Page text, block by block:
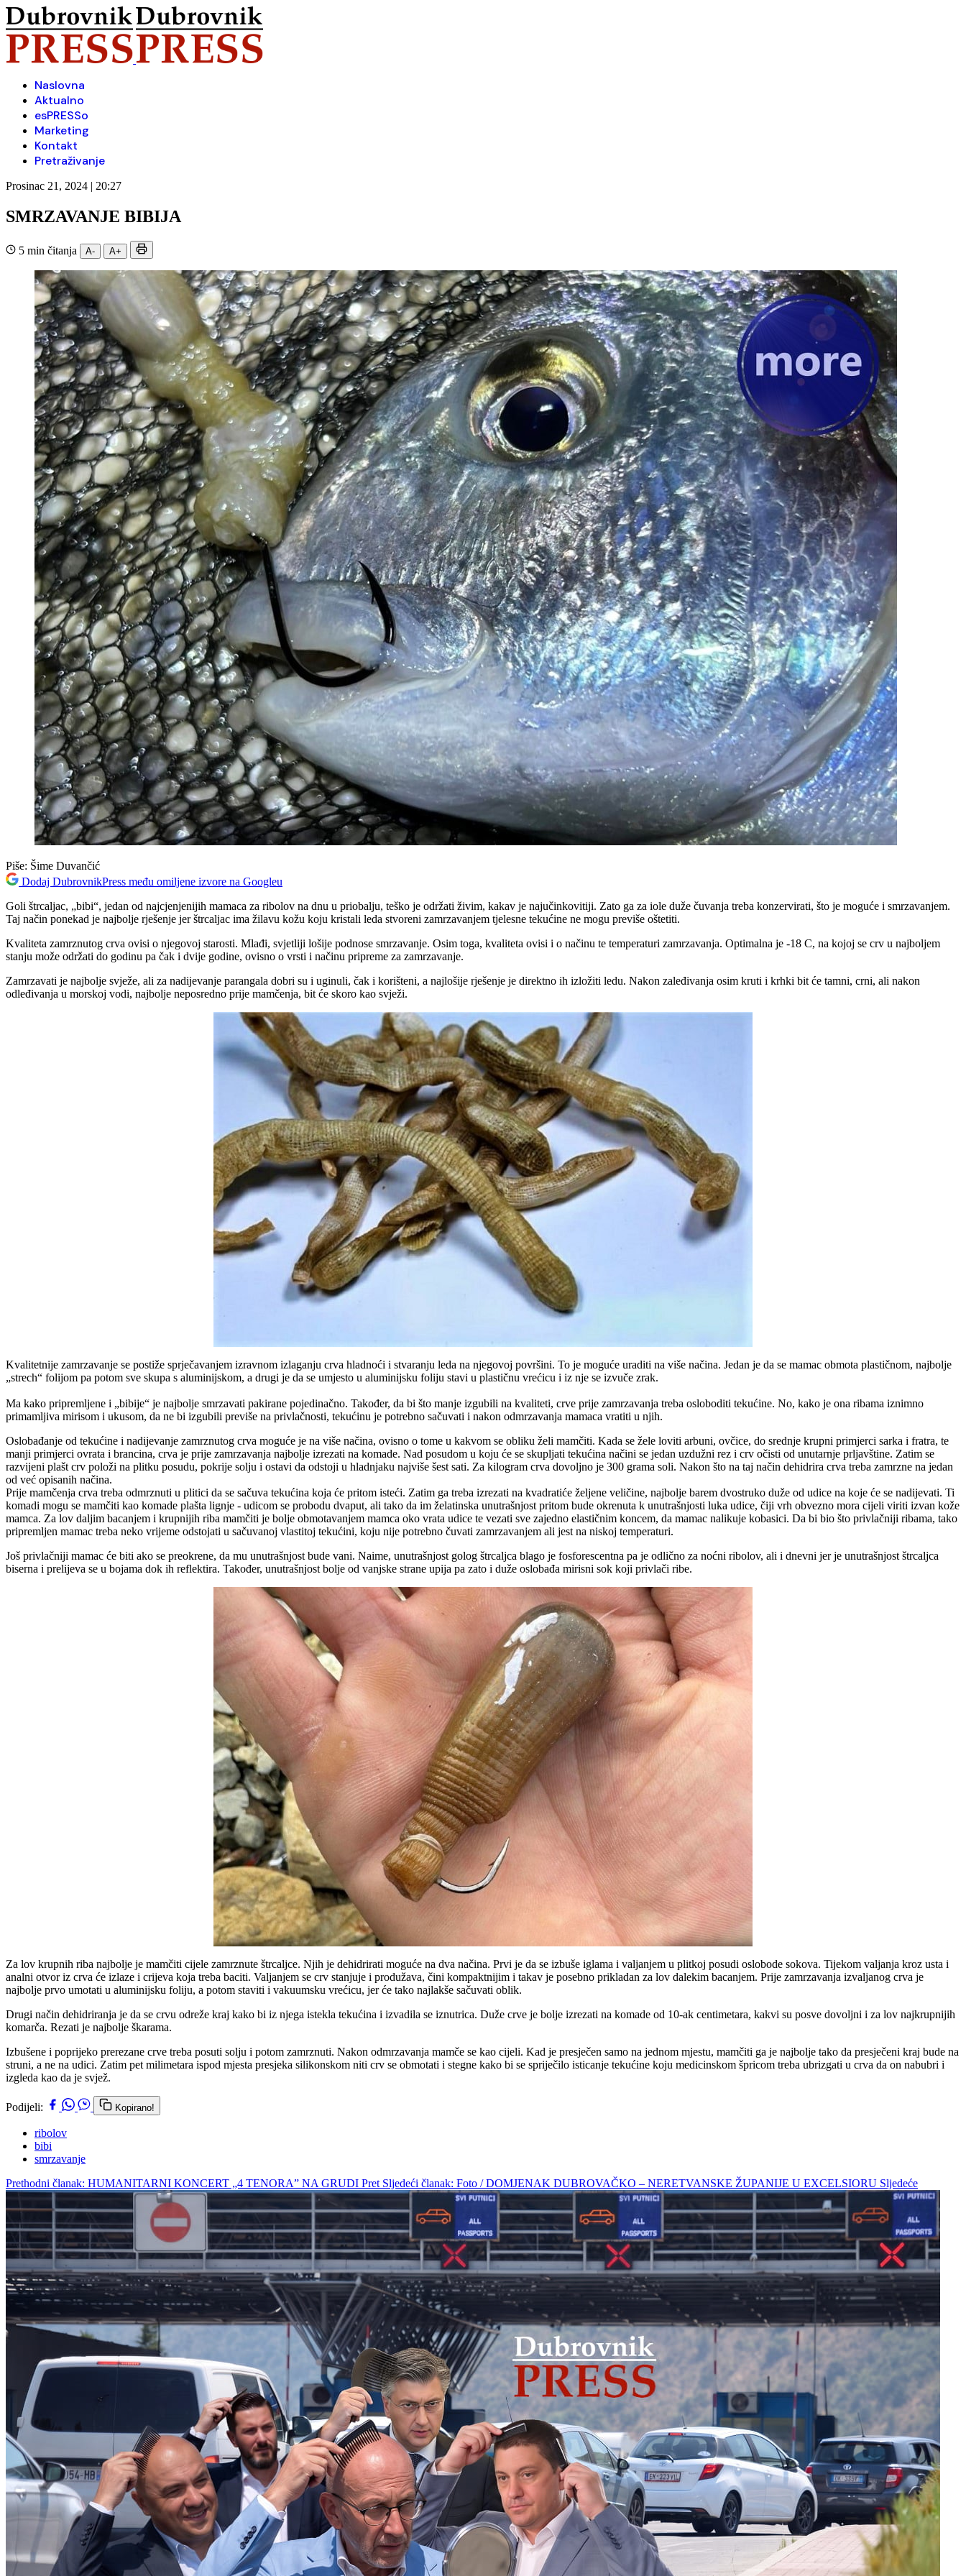
Naslovna
Aktualno
esPRESSo
Marketing
Kontakt
Pretraživanje
Prosinac 21, 2024 | 20:27
SMRZAVANJE BIBIJA
5 min čitanja A- A+
Piše: Šime Duvančić
Dodaj DubrovnikPress među omiljene izvore na Googleu
Goli štrcaljac, „bibi“, jedan od najcjenjenijih mamaca za ribolov na dnu u priobalju, teško je održati živim, kakav je najučinkovitiji. Zato ga za iole duže čuvanja treba konzervirati, što je moguće i smrzavanjem.
Taj način ponekad je najbolje rješenje jer štrcaljac ima žilavu kožu koju kristali leda stvoreni zamrzavanjem tjelesne tekućine ne mogu previše oštetiti.
Kvaliteta zamrznutog crva ovisi o njegovoj starosti. Mlađi, svjetliji lošije podnose smrzavanje. Osim toga, kvaliteta ovisi i o načinu te temperaturi zamrzavanja. Optimalna je -18 C, na kojoj se crv u najboljem
stanju može održati do godinu pa čak i dvije godine, ovisno o vrsti i načinu pripreme za zamrzavanje.
Zamrzavati je najbolje svježe, ali za nadijevanje parangala dobri su i uginuli, čak i korišteni, a najlošije rješenje je direktno ih izložiti ledu. Nakon zaleđivanja osim kruti i krhki bit će tamni, crni, ali nakon
odleđivanja u morskoj vodi, najbolje neposredno prije mamčenja, bit će skoro kao svježi.
Kvalitetnije zamrzavanje se postiže sprječavanjem izravnom izlaganju crva hladnoći i stvaranju leda na njegovoj površini. To je moguće uraditi na više načina. Jedan je da se mamac obmota plastičnom, najbolje
„strech“ folijom pa potom sve skupa s aluminijskom, a drugi je da se umjesto u aluminijsku foliju stavi u plastičnu vrećicu i iz nje se izvuče zrak.
Ma kako pripremljene i „bibije“ je najbolje smrzavati pakirane pojedinačno. Također, da bi što manje izgubili na kvaliteti, crve prije zamrzavanja treba osloboditi tekućine. No, kako je ona ribama iznimno
primamljiva mirisom i ukusom, da ne bi izgubili previše na privlačnosti, tekućinu je potrebno sačuvati i nakon odmrzavanja mamaca vratiti u njih.
Oslobađanje od tekućine i nadijevanje zamrznutog crva moguće je na više načina, ovisno o tome u kakvom se obliku želi mamčiti. Kada se žele loviti arbuni, ovčice, do srednje krupni primjerci sarka i fratra, te
manji primjerci ovrata i brancina, crva je prije zamrzavanja najbolje izrezati na komade. Nad posudom u koju će se skupljati tekućina načini se jedan uzdužni rez i crv očisti od unutarnje prljavštine. Zatim se
razvijeni plašt crv položi na plitku posudu, pokrije solju i ostavi da odstoji u hladnjaku najviše šest sati. Za kilogram crva dovoljno je 300 grama soli. Nakon što na taj način dehidrira crva treba zamrzne na jedan
od već opisanih načina.
Prije mamčenja crva treba odmrznuti u plitici da se sačuva tekućina koja će pritom isteći. Zatim ga treba izrezati na kvadratiće željene veličine, najbolje barem dvostruko duže od udice na koje će se nadijevati. Ti
komadi mogu se mamčiti kao komade plašta lignje - udicom se probodu dvaput, ali tako da im želatinska unutrašnjost pritom bude okrenuta k unutrašnjosti luka udice, čiji vrh obvezno mora cijeli viriti izvan kože
mamca. Za lov daljim bacanjem i krupnijih riba mamčiti je bolje obmotavanjem mamca oko vrata udice te vezati sve zajedno elastičnim koncem, da mamac nalikuje kobasici. Da bi bio što privlačniji ribama, tako
pripremljen mamac treba neko vrijeme odstojati u sačuvanoj vlastitoj tekućini, koju nije potrebno čuvati zamrzavanjem ali jest na niskoj temperaturi.
Još privlačniji mamac će biti ako se preokrene, da mu unutrašnjost bude vani. Naime, unutrašnjost golog štrcaljca blago je fosforescentna pa je odlično za noćni ribolov, ali i dnevni jer je unutrašnjost štrcaljca
biserna i prelijeva se u bojama dok ih reflektira. Također, unutrašnjost bolje od vanjske strane upija pa zato i duže oslobađa mirisni sok koji privlači ribe.
Za lov krupnih riba najbolje je mamčiti cijele zamrznute štrcaljce. Njih je dehidrirati moguće na dva načina. Prvi je da se izbuše iglama i valjanjem u plitkoj posudi oslobode sokova. Tijekom valjanja kroz usta i
analni otvor iz crva će izlaze i crijeva koja treba baciti. Valjanjem se crv stanjuje i produžava, čini kompaktnijim i takav je posebno prikladan za lov dalekim bacanjem. Prije zamrzavanja izvaljanog crva je
najbolje prvo umotati u aluminijsku foliju, a potom staviti i vakuumsku vrećicu, jer će tako najlakše sačuvati oblik.
Drugi način dehidriranja je da se crvu odreže kraj kako bi iz njega istekla tekućina i izvadila se iznutrica. Duže crve je bolje izrezati na komade od 10-ak centimetara, kakvi su posve dovoljni i za lov najkrupnijih
komarča. Rezati je najbolje škarama.
Izbušene i poprijeko prerezane crve treba posuti solju i potom zamrznuti. Nakon odmrzavanja mamče se kao cijeli. Kad je presječen samo na jednom mjestu, mamčiti ga je najbolje tako da presječeni kraj bude na
struni, a ne na udici. Zatim pet milimetara ispod mjesta presjeka silikonskom niti crv se obmotati i stegne kako bi se spriječilo isticanje tekućine koju medicinskom špricom treba ubrizgati u crva da on nabubri i
izgleda kao da je svjež.
Podijeli: Kopirano!
ribolov
bibi
smrzavanje
Prethodni članak: HUMANITARNI KONCERT „4 TENORA” NA GRUDI Pret Sljedeći članak: Foto / DOMJENAK DUBROVAČKO – NERETVANSKE ŽUPANIJE U EXCELSIORU Sljedeće